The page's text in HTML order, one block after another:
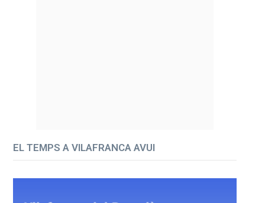
EL TEMPS A VILAFRANCA AVUI